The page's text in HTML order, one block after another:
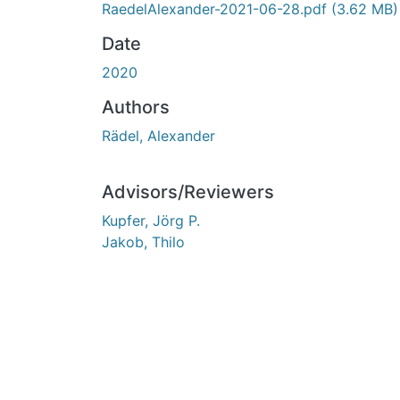
RaedelAlexander-2021-06-28.pdf (3.62 MB)
Date
2020
Authors
Rädel, Alexander
Advisors/Reviewers
Kupfer, Jörg P.
Jakob, Thilo